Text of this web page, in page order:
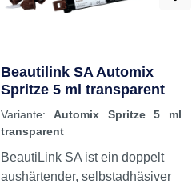
Beautilink SA Automix
Variante:
Automix Spritze 5 ml